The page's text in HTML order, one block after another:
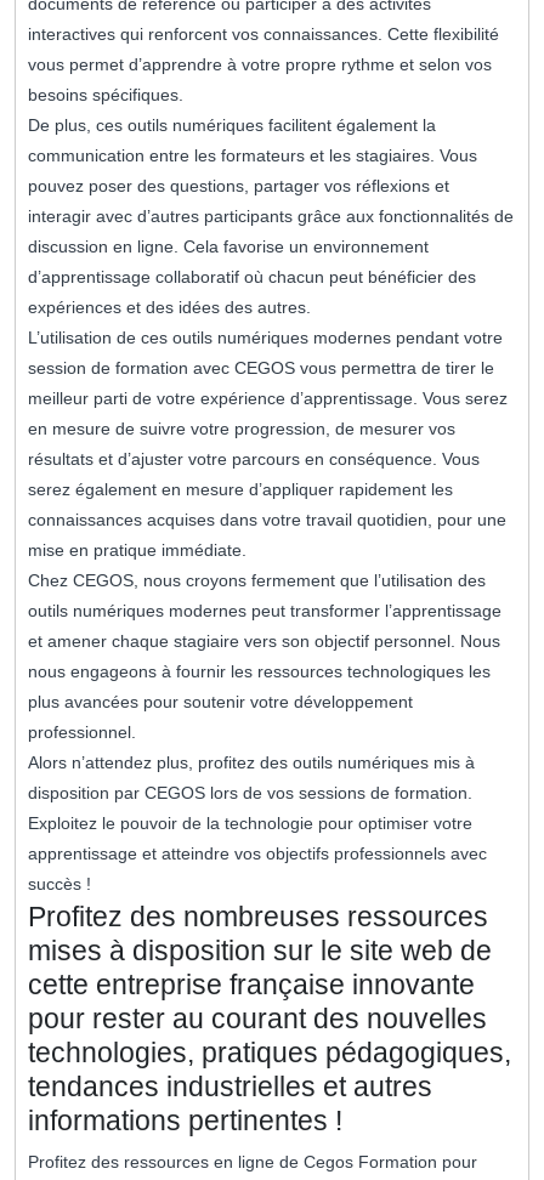
interactives qui renforcent vos connaissances. Cette flexibilité
vous permet d’apprendre à votre propre rythme et selon vos
besoins spécifiques.
De plus, ces outils numériques facilitent également la
communication entre les formateurs et les stagiaires. Vous
pouvez poser des questions, partager vos réflexions et
interagir avec d’autres participants grâce aux fonctionnalités de
discussion en ligne. Cela favorise un environnement
d’apprentissage collaboratif où chacun peut bénéficier des
expériences et des idées des autres.
L’utilisation de ces outils numériques modernes pendant votre
session de formation avec CEGOS vous permettra de tirer le
meilleur parti de votre expérience d’apprentissage. Vous serez
en mesure de suivre votre progression, de mesurer vos
résultats et d’ajuster votre parcours en conséquence. Vous
serez également en mesure d’appliquer rapidement les
connaissances acquises dans votre travail quotidien, pour une
mise en pratique immédiate.
Chez CEGOS, nous croyons fermement que l’utilisation des
outils numériques modernes peut transformer l’apprentissage
et amener chaque stagiaire vers son objectif personnel. Nous
nous engageons à fournir les ressources technologiques les
plus avancées pour soutenir votre développement
professionnel.
Alors n’attendez plus, profitez des outils numériques mis à
disposition par CEGOS lors de vos sessions de formation.
Exploitez le pouvoir de la technologie pour optimiser votre
apprentissage et atteindre vos objectifs professionnels avec
succès !
Profitez des nombreuses ressources
mises à disposition sur le site web de
cette entreprise française innovante
pour rester au courant des nouvelles
technologies, pratiques pédagogiques,
tendances industrielles et autres
informations pertinentes !
Profitez des ressources en ligne de Cegos Formation pour